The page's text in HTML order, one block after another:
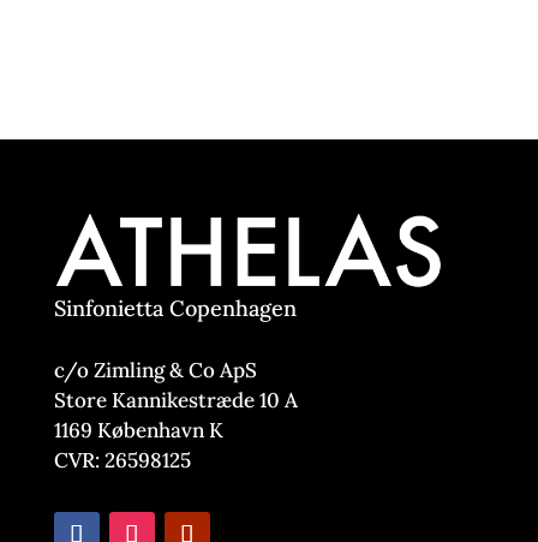
Sinfonietta Copenhagen
c/o Zimling & Co ApS
Store Kannikestræde 10 A
1169 København K
CVR: 26598125